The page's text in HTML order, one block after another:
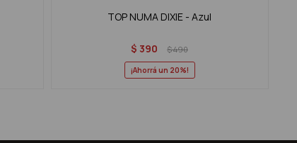
TOP NUMA DIXIE - Azul
$ 390 $490
20